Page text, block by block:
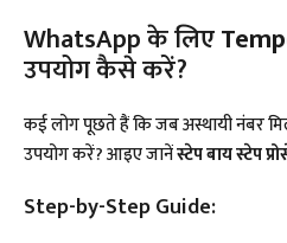
WhatsApp के लिए
उपयोग कैसे करें?
कई लोग पूछते हैं कि जब अस्थायी नंबर
उपयोग करें? आइए जानेंस्टेप बाय स्टेप
Step-by-Step Guide: